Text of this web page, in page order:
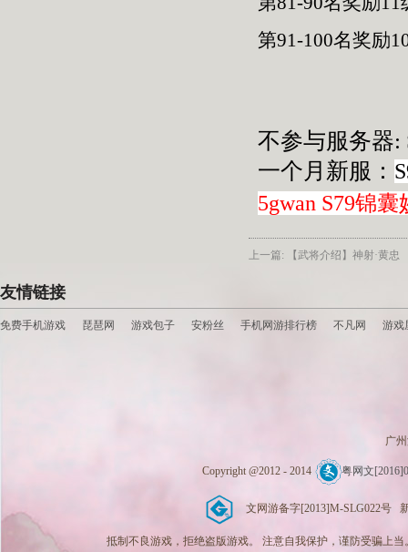
第91-100名奖励
不参与服务器:
一个月新服：
5gwan S79锦
上一篇: 【武将介绍】神射·黄忠
友情链接
免费手机游戏 琵琶网 游戏包子 安粉丝 手机网游排行榜 不凡网 游戏
广
Copyright @2012 - 2014 粤网文
文网游备字[2013]M-SLG022号
抵制不良游戏，拒绝盗版游戏。 注意自我保护，谨防受骗上